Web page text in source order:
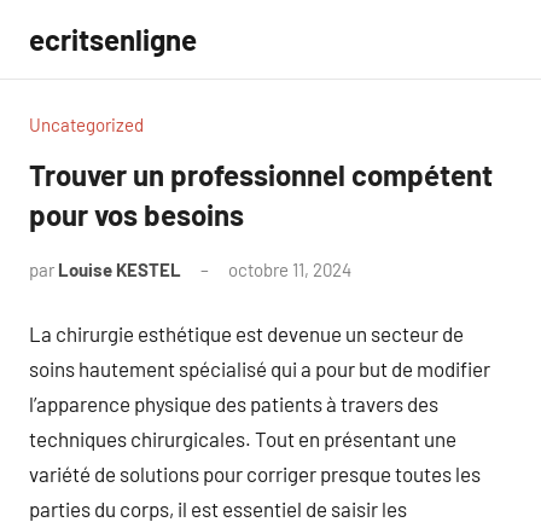
contenu
ecritsenligne
Uncategorized
Trouver un professionnel compétent
pour vos besoins
par Louise KESTEL octobre 11, 2024
La chirurgie esthétique est devenue un secteur de
soins hautement spécialisé qui a pour but de modifier
l’apparence physique des patients à travers des
techniques chirurgicales. Tout en présentant une
variété de solutions pour corriger presque toutes les
parties du corps, il est essentiel de saisir les